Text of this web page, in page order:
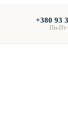
+380 93
Пн-Пт